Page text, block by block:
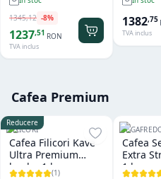
1345,12 -8%
1237,51 RON
TVA inclus
1382,75
TVA inclus
Cafea Premium
Reducere
FILICORI
Cafea Filicori Kave
Ultra Premium
boabe 1 kg
(1)
Cafea
Extra
1 kg